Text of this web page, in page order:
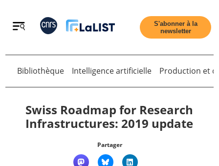
Retour
S'abonner à la
newsletter
Retour
Bibliothèque Intelligence artificielle Production et
Swiss Roadmap for Research
Infrastructures: 2019 update
Partager